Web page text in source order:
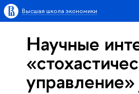
Высшая школа экономики
Научные
управление»